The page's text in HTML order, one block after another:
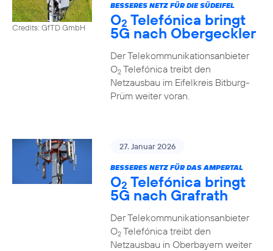
Credits: GfTD GmbH
BESSERES NETZ FÜR DIE SÜDEIFEL
O2 Telefónica bringt
5G nach Obergeckler
Der Telekommunikationsanbieter
O2Telefónica treibt den
Netzausbau im Eifelkreis Bitburg-
Prüm weiter voran.
27. Januar 2026
BESSERES NETZ FÜR DAS AMPERTAL
O2 Telefónica bringt
5G nach Grafrath
Der Telekommunikationsanbieter
O2Telefónica treibt den
Netzausbau in Oberbayern weiter